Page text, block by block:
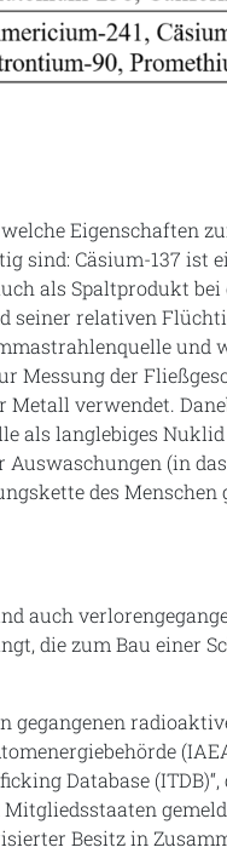
Eigenschaften
sind: Cäsium-137 ist
als Spaltprodukt
seiner relativen
und
Messung der
verwendet.
als langlebiges
(in
des Menschen
auch
die zum Bau einer
gegangenen
Database
Mitgliedsstaaten
Besitz in